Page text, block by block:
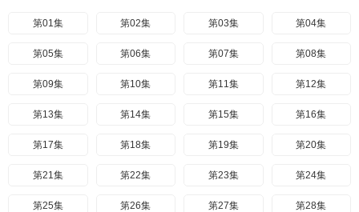
第01集 第02集 第03集 第04集
第05集 第06集 第07集 第08集
第09集 第10集 第11集 第12集
第13集 第14集 第15集 第16集
第17集 第18集 第19集 第20集
第21集 第22集 第23集 第24集
第25集 第26集 第27集 第28集